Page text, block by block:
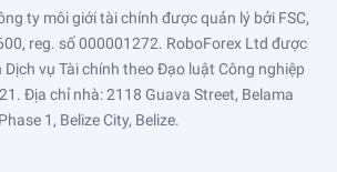
ty môi giới tài chính được quản lý bởi FSC,
reg. số 000001272. RoboForex Ltd được
Dịch vụ Tài chính theo Đạo luật Công nghiệp
Địa chỉ nhà: 2118 Guava Street, Belama
Phase 1, Belize City, Belize.